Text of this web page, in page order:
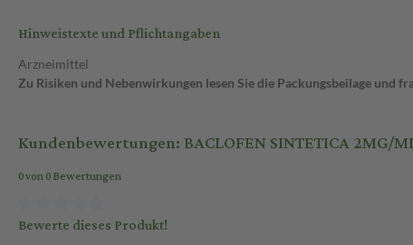
Hinweistexte und Pflichtangaben
Arzneimittel
Zu Risiken und Nebenwirkungen lesen Sie die Packungsbeilage und
Kundenbewertungen: BACLOFEN SINTETICA 2MG/
0 von 0 Bewertungen
Bewerte dieses Produkt!